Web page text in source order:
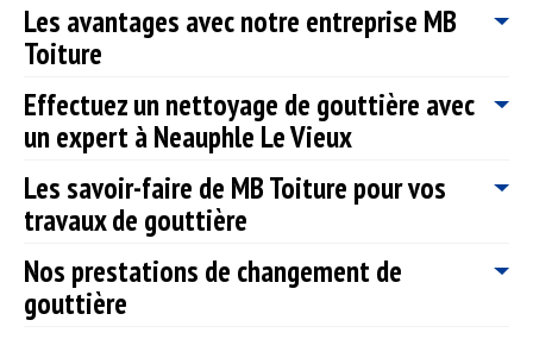
Les avantages avec notre entreprise MB
Toiture
MB Toiture est une entreprise de couverture qui existe depuis
bien longtemps. Ce qui veut dire que nous maîtrisons
parfaitement toutes les techniques et les méthodes pour réussir
une intervention de qualité en travaux de gouttière à Neauphle
Le Vieux. Signe de notre intégrité et de notre professionnalisme,
après avoir fini les travaux de la journée, nos artisans couvreurs
votre écoute et aptes à vous fournir des conseils si besoin. Mis
à part nos services de qualité, notre entreprise de couverture
Effectuez un nettoyage de gouttière avec
un expert à Neauphle Le Vieux
La gouttière est un élément qui assure l’évacuation des eaux
pluviales depuis la toiture. Elle est d’une grande importance
pour éviter l’infiltration d’eau sur le toit. MB Toiture vous offre
ses services pour entretenir et poser des gouttières. À Neauphle
Le Vieux 78640, MB Toiture offre également un service de
restauration ou de réparation de gouttière pour garantir la
Les savoir-faire de MB Toiture pour vos
travaux de gouttière
Quelle que soit la forme de votre toiture : en pente, arrondie,
plate ; nos artisans couvreurs zingueurs 78640 sont en mesure
d’intervenir pour réaliser vos travaux de gouttière. Si vous
Nos prestations de changement de
gouttière